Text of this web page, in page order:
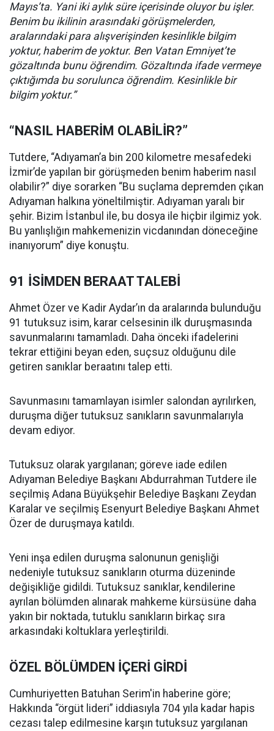
Mayıs’ta. Yani iki aylık süre içerisinde oluyor bu işler.
Benim bu ikilinin arasındaki görüşmelerden,
aralarındaki para alışverişinden kesinlikle bilgim
yoktur, haberim de yoktur. Ben Vatan Emniyet’te
gözaltında bunu öğrendim. Gözaltında ifade vermeye
çıktığımda bu sorulunca öğrendim. Kesinlikle bir
bilgim yoktur.”
“NASIL HABERİM OLABİLİR?”
Tutdere, “Adıyaman’a bin 200 kilometre mesafedeki
İzmir’de yapılan bir görüşmeden benim haberim nasıl
olabilir?” diye sorarken “Bu suçlama depremden çıkan
Adıyaman halkına yöneltilmiştir. Adıyaman yaralı bir
şehir. Bizim İstanbul ile, bu dosya ile hiçbir ilgimiz yok.
Bu yanlışlığın mahkemenizin vicdanından döneceğine
inanıyorum” diye konuştu.
91 İSİMDEN BERAAT TALEBİ
Ahmet Özer ve Kadir Aydar’ın da aralarında bulunduğu
91 tutuksuz isim, karar celsesinin ilk duruşmasında
savunmalarını tamamladı. Daha önceki ifadelerini
tekrar ettiğini beyan eden, suçsuz olduğunu dile
getiren sanıklar beraatını talep etti.
Savunmasını tamamlayan isimler salondan ayrılırken,
duruşma diğer tutuksuz sanıkların savunmalarıyla
devam ediyor.
Tutuksuz olarak yargılanan; göreve iade edilen
Adıyaman Belediye Başkanı Abdurrahman Tutdere ile
seçilmiş Adana Büyükşehir Belediye Başkanı Zeydan
Karalar ve seçilmiş Esenyurt Belediye Başkanı Ahmet
Özer de duruşmaya katıldı.
Yeni inşa edilen duruşma salonunun genişliği
nedeniyle tutuksuz sanıkların oturma düzeninde
değişikliğe gidildi. Tutuksuz sanıklar, kendilerine
ayrılan bölümden alınarak mahkeme kürsüsüne daha
yakın bir noktada, tutuklu sanıkların birkaç sıra
arkasındaki koltuklara yerleştirildi.
ÖZEL BÖLÜMDEN İÇERİ GİRDİ
Cumhuriyetten Batuhan Serim'in haberine göre;
Hakkında “örgüt lideri” iddiasıyla 704 yıla kadar hapis
cezası talep edilmesine karşın tutuksuz yargılanan